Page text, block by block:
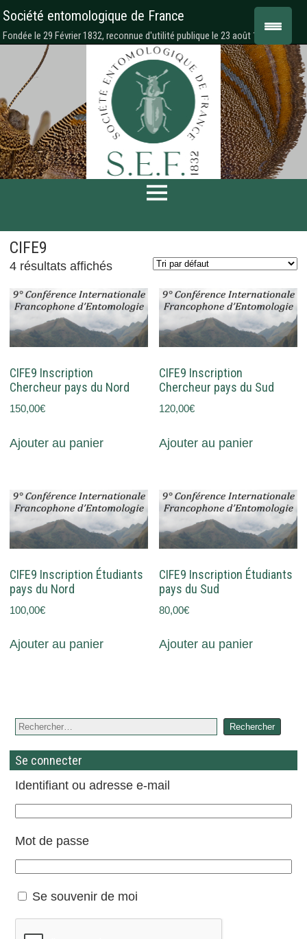
Société entomologique de France
Fondée le 29 Février 1832, reconnue d'utilité publique le 23 août 1878
CIFE9
4 résultats affichés
CIFE9 Inscription
Chercheur pays du Nord
150,00€
Ajouter au panier
CIFE9 Inscription
Chercheur pays du Sud
120,00€
Ajouter au panier
CIFE9 Inscription Étudiants
pays du Nord
100,00€
Ajouter au panier
CIFE9 Inscription Étudiants
pays du Sud
80,00€
Ajouter au panier
Se connecter
Identifiant ou adresse e-mail
Mot de passe
Se souvenir de moi